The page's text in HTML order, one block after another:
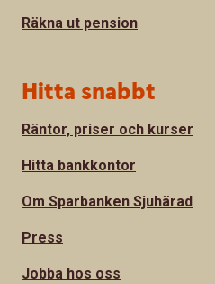
Räkna ut pension
Hitta snabbt
Räntor, priser och kurser
Hitta bankkontor
Om Sparbanken Sjuhärad
Press
Jobba hos oss